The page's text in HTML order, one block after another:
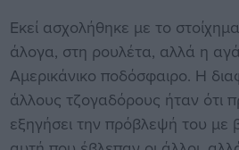
Εκεί ασχολήθηκε με το
άλογα, στη ρουλέτα, αλλά η
Αμερικάνικο ποδόσφαιρο. Η
άλλους τζογαδόρους ήταν ότι
εξηγήσει την πρόβλεψή του με